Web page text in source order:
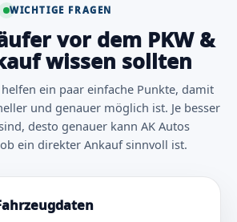
WICHTIGE FRAGEN
vor dem PKW &
wissen sollten
ein paar einfache Punkte, damit
und genauer möglich ist. Je besser
desto genauer kann AK Autos
ein direkter Ankauf sinnvoll ist.